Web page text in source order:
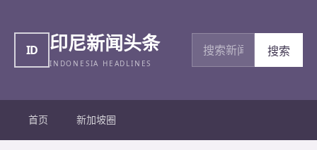
ID 印尼新闻头条
INDONESIA HEADLINES
搜索新闻
搜索
首页 新加坡圈